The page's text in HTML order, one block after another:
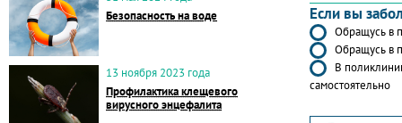
Безопасность на воде
13 ноября 2023 года
Профилактика клещевого
вирусного энцефалита
Если вы
Обращусь в
Обращусь в
В
самостоятельно